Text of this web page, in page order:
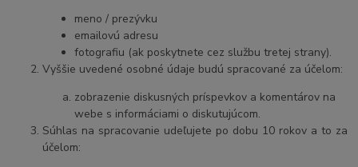
meno / prezývku
emailovú adresu
fotografiu (ak poskytnete cez službu tretej strany).
Vyššie uvedené osobné údaje budú spracované za účelom:
zobrazenie diskusných príspevkov a komentárov na
webe s informáciami o diskutujúcom.
Súhlas na spracovanie udeľujete po dobu 10 rokov a to za
účelom: